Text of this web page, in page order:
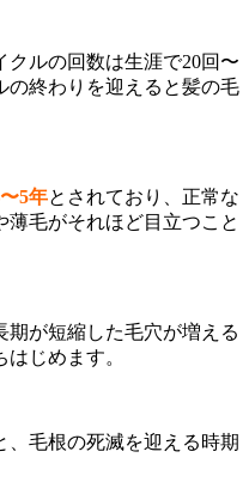
ルの回数は生涯で20回〜
の終わりを迎えると髪の毛
5年とされており、正常な
薄毛がそれほど目立つこと
期が短縮した毛穴が増える
じめます。
、毛根の死滅を迎える時期